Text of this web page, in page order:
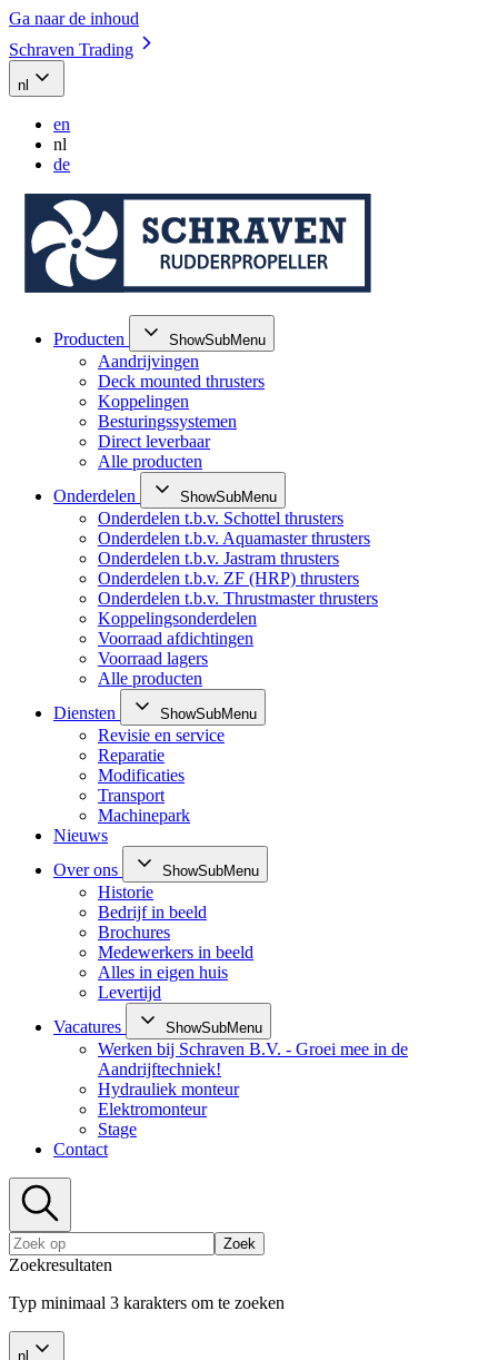
Ga naar de inhoud
Schraven Trading
nl
en
nl
de
Producten ShowSubMenu
Aandrijvingen
Deck mounted thrusters
Koppelingen
Besturingssystemen
Direct leverbaar
Alle producten
Onderdelen
ShowSubMenu
Onderdelen t.b.v. Schottel thrusters
Onderdelen t.b.v. Aquamaster thrusters
Onderdelen t.b.v. Jastram thrusters
Onderdelen t.b.v. ZF (HRP) thrusters
Onderdelen t.b.v. Thrustmaster thrusters
Koppelingsonderdelen
Voorraad afdichtingen
Voorraad lagers
Alle producten
Diensten
ShowSubMenu
Revisie en service
Reparatie
Modificaties
Transport
Machinepark
Nieuws
Over ons
ShowSubMenu
Historie
Bedrijf in beeld
Brochures
Medewerkers in beeld
Alles in eigen huis
Levertijd
Vacatures
ShowSubMenu
Werken bij Schraven B.V. - Groei mee in de
Aandrijftechniek!
Hydrauliek monteur
Elektromonteur
Stage
Contact
Zoek
Zoekresultaten
Typ minimaal 3 karakters om te zoeken
nl